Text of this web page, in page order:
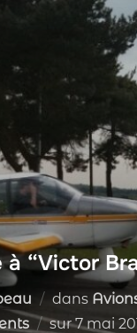
à “Victor
dans
surPublié
7 mai